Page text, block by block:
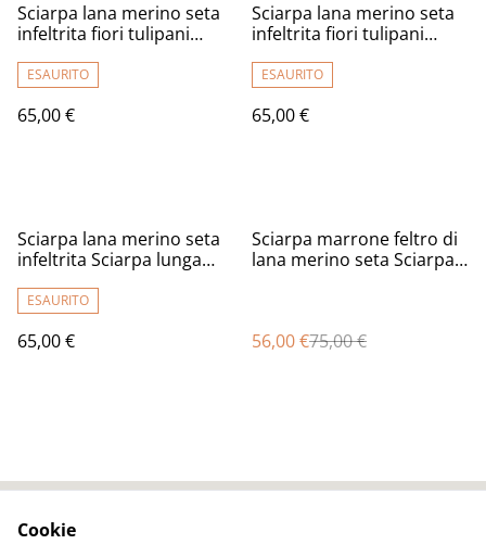
Sciarpa lana merino seta
infeltrita fiori tulipani
lunga donna regali unici
donne regalo ragazza
Sciarpa bohémien
ESAURITO
65,00 €
Sciarpa lana merino seta
infeltrita fiori tulipani
lunga con paillettes donna
fatto a mano regali unici
donne
ESAURITO
65,00 €
Sciarpa lana merino seta
infeltrita Sciarpa lunga
mano regali unici per le
donne Stile boho
ESAURITO
65,00 €
%
Sciarpa marrone feltro di
lana merino seta Sciarpa
boho
56,00 €75,00 €
Cookie